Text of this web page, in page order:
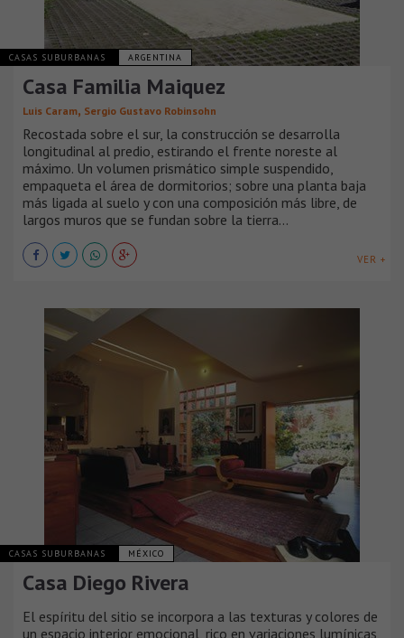
CASAS SUBURBANAS ARGENTINA
Casa Familia Maiquez
Luis Caram, Sergio Gustavo Robinsohn
Recostada sobre el sur, la construcción se desarrolla
longitudinal al predio, estirando el frente noreste al
máximo. Un volumen prismático simple suspendido,
empaqueta el área de dormitorios; sobre una planta baja
más ligada al suelo y con una composición más libre, de
largos muros que se fundan sobre la tierra...
VER +
CASAS SUBURBANAS MÉXICO
Casa Diego Rivera
El espíritu del sitio se incorpora a las texturas y colores de
un espacio interior emocional, rico en variaciones lumínicas,